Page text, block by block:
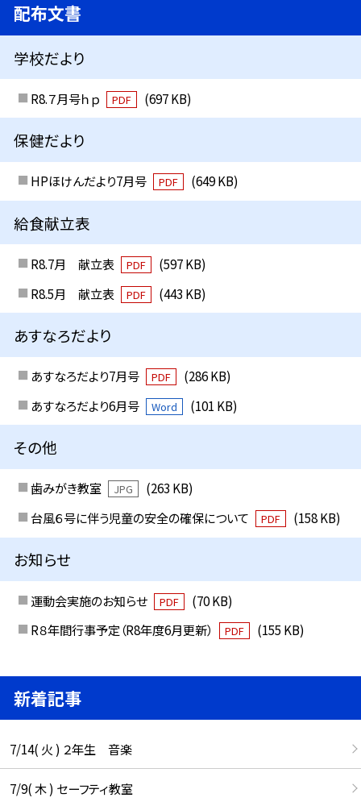
配布文書
学校だより
R8.７月号ｈｐ PDF (697 KB)
保健だより
HPほけんだより7月号 PDF (649 KB)
給食献立表
R8.7月 献立表 PDF
(597 KB)
R8.5月 献立表
PDF (443 KB)
あすなろだより
あすなろだより7月号 PDF
(286 KB)
あすなろだより6月号
Word (101 KB)
その他
歯みがき教室 JPG
(263 KB)
台風６号に伴う児童の安全の確保について
PDF (158 KB)
お知らせ
運動会実施のお知らせ PDF
(70 KB)
R８年間行事予定（R8年度6月更新）
PDF (155 KB)
新着記事
7/14( 火 ) ２年生 音楽
7/9( 木 ) セーフティ教室